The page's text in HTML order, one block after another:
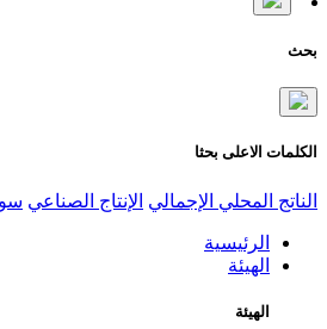
بحث
الكلمات الاعلى بحثا
الناتج المحلي الإجمالي الإنتاج الصناعي
الرئيسية
الهيئة
الهيئة